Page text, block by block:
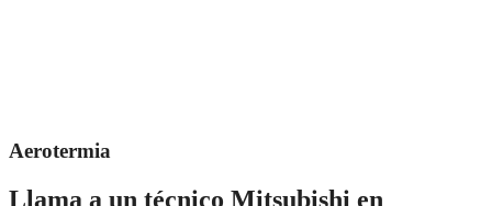
Aerotermia
Llama a un técnico Mitsubishi en